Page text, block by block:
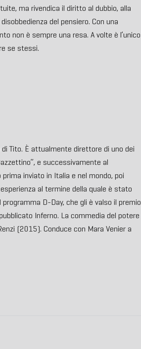
ma rivendica il diritto al dubbio, alla
del pensiero. Con una
non è sempre una resa. A volte è l’unico
se stessi.
Tito. È attualmente direttore di uno dei
e successivamente al
inviato in Italia e nel mondo, poi
al termine della quale è stato
D-Day, che gli è valso il premio
Inferno. La commedia del potere
(2015). Conduce con Mara Venier a